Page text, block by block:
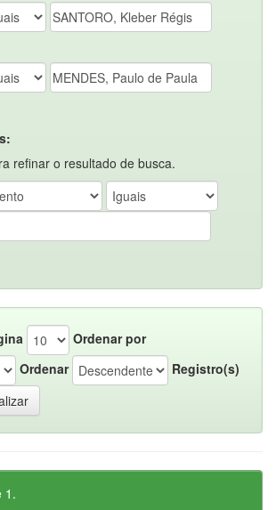
refinar o resultado de busca.
Ordenar por
Ordenar
Registro(s)
1.